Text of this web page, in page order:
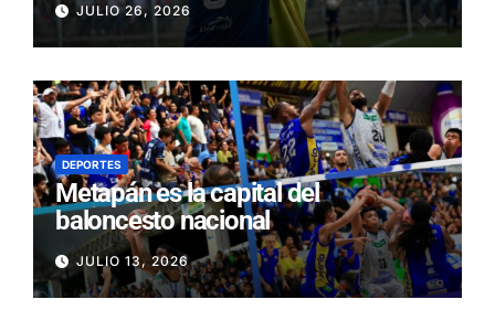
JULIO 26, 2026
DEPORTES
Metapán es la capital del
baloncesto nacional
JULIO 13, 2026